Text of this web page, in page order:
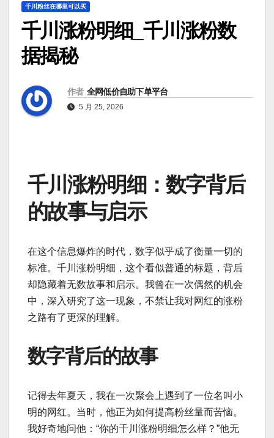
千川粉丝在哪里可以买
千川涨粉明细_千川涨粉数
据揭秘
作者 全网低价自助下单平台
5 月 25, 2026
千川涨粉明细：数字背后
的故事与启示
在这个信息爆炸的时代，数字似乎成了衡量一切的
标准。千川涨粉明细，这个看似普通的标题，背后
却隐藏着无数故事和启示。我曾在一次偶然的机会
中，深入研究了这一现象，不禁让我对网红的涨粉
之路有了更深的理解。
数字背后的故事
记得去年夏天，我在一次聚会上遇到了一位名叫小
明的网红。当时，他正为如何提高粉丝量而苦恼。
我好奇地问他：“你的千川涨粉明细怎么样？”他无